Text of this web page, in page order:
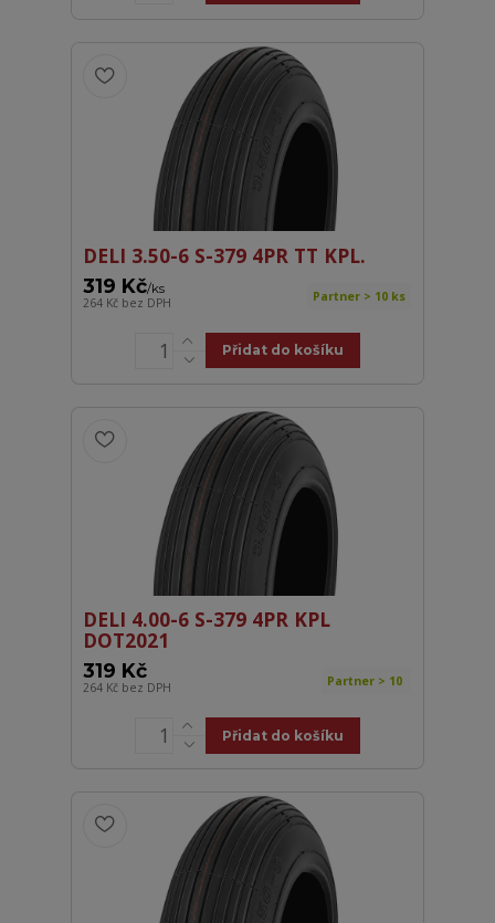
DELI 3.50-6 S-379 4PR TT KPL.
319 Kč/ks
264 Kč bez DPH Partner > 10 ks
Přidat do košíku
DELI 4.00-6 S-379 4PR KPL
DOT2021
319 Kč
264 Kč bez DPH Partner > 10
Přidat do košíku